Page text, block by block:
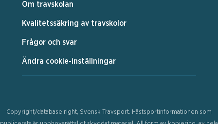
Om travskolan
Kvalitetssäkring av travskolor
Frågor och svar
Ändra cookie-inställningar
Copyright/database right, Svensk Travsport. Hästsportinformationen som